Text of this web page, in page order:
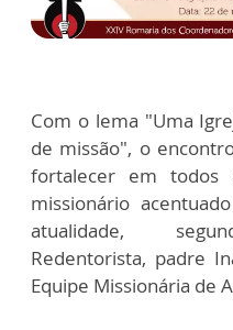
Com o lema "Uma
de missão", o
fortalecer em todos
missionário
atualidade,
Redentorista, padre
Equipe Missionária de